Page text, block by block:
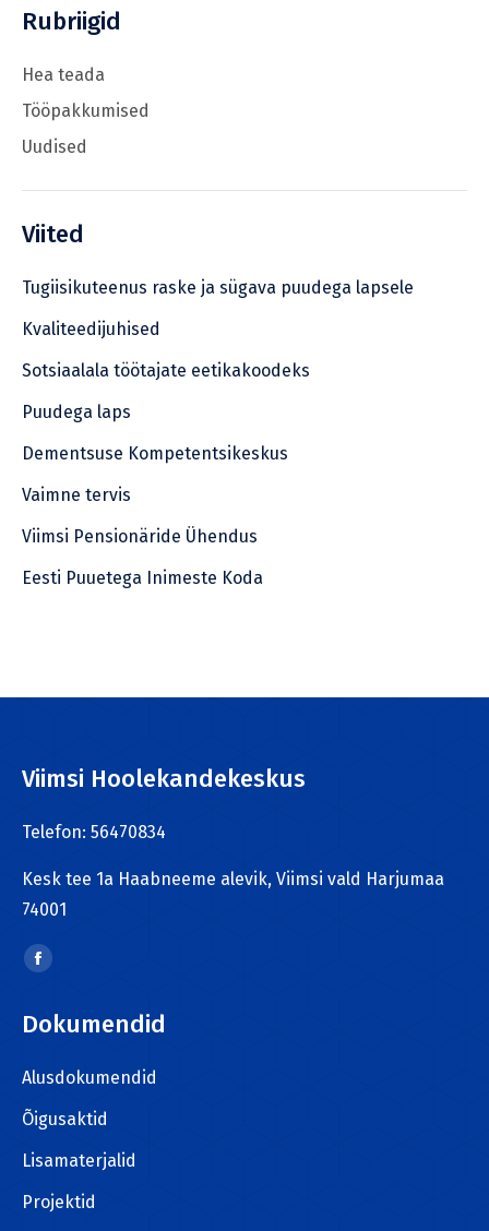
Rubriigid
Hea teada
Tööpakkumised
Uudised
Viited
Tugiisikuteenus raske ja sügava puudega lapsele
Kvaliteedijuhised
Sotsiaalala töötajate eetikakoodeks
Puudega laps
Dementsuse Kompetentsikeskus
Vaimne tervis
Viimsi Pensionäride Ühendus
Eesti Puuetega Inimeste Koda
Viimsi Hoolekandekeskus
Telefon: 56470834
Kesk tee 1a Haabneeme alevik, Viimsi vald Harjumaa
74001
Find us on:
Facebook
opens
new
window
Dokumendid
Alusdokumendid
Õigusaktid
Lisamaterjalid
Projektid